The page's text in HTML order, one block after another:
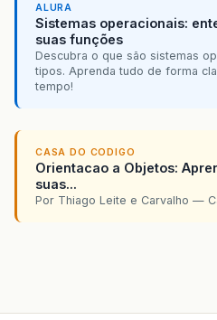
ALURA
Sistemas operacionais:
suas funções
Descubra o que são sistemas
tipos. Aprenda tudo de forma
tempo!
CASA DO CODIGO
Orientacao a Objetos:
suas...
Por Thiago Leite e Carvalho —